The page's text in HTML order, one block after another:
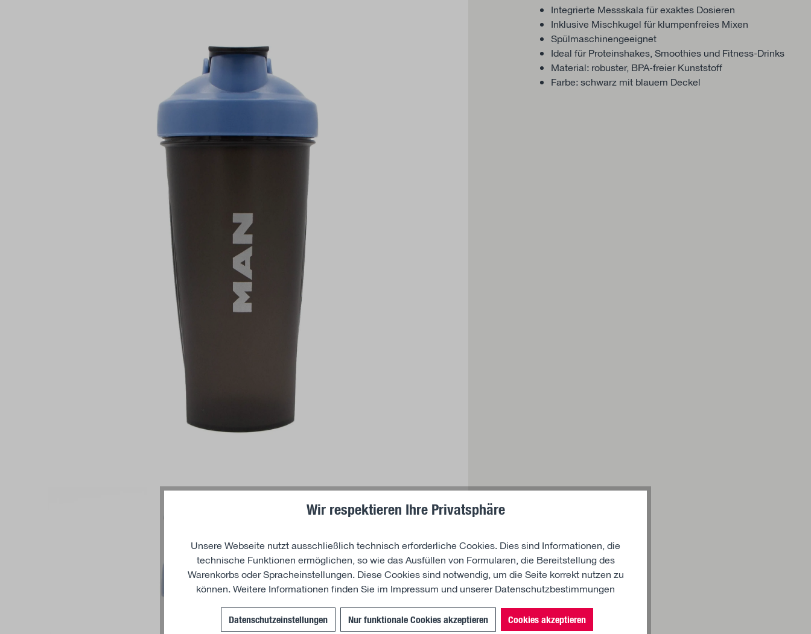
Integrierte Messskala für exaktes Dosieren
Inklusive Mischkugel für klumpenfreies Mixen
Spülmaschinengeeignet
Ideal für Proteinshakes, Smoothies und Fitness-Drinks
Material: robuster, BPA-freier Kunststoff
Farbe: schwarz mit blauem Deckel
Wir respektieren Ihre Privatsphäre
Unsere Webseite nutzt ausschließlich technisch erforderliche Cookies. Dies sind Informationen, die
technische Funktionen ermöglichen, so wie das Ausfüllen von Formularen, die Bereitstellung des
Warenkorbs oder Spracheinstellungen. Diese Cookies sind notwendig, um die Seite korrekt nutzen zu
können. Weitere Informationen finden Sie im Impressum und unsererDatenschutzbestimmungen
Datenschutzeinstellungen Nur funktionale Cookies akzeptieren Cookies akzeptieren